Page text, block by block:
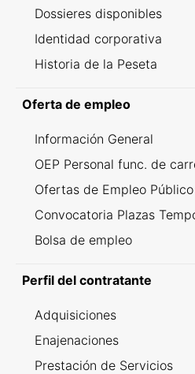
Dossieres disponibles
Identidad corporativa
Historia de la Peseta
Oferta de empleo
Información General
OEP Personal func. de
Ofertas de Empleo
Convocatoria Plazas
Bolsa de empleo
Perfil del contratante
Adquisiciones
Enajenaciones
Prestación de Servicios